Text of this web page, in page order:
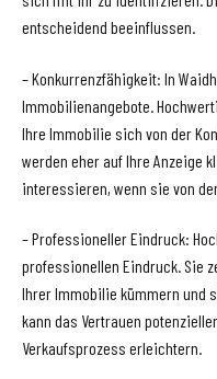
entscheidend beeinflussen.
– Konkurrenzfähigkeit: In
Immobilienangebote.
Ihre Immobilie sich von der
werden eher auf Ihre Anzeige
interessieren, wenn sie von
– Professioneller Eindruck:
professionellen Eindruck. Sie
Ihrer Immobilie kümmern und
kann das Vertrauen
Verkaufsprozess erleichtern.